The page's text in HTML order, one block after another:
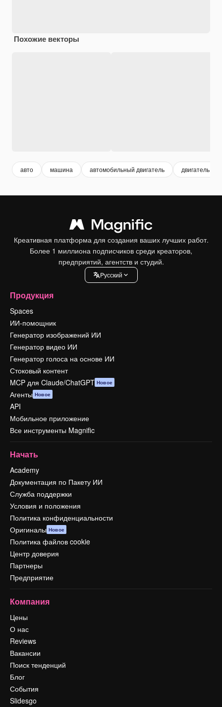
Похожие векторы
авто машина автомобильный двигатель двигатель
Креативная платформа для создания ваших лучших работ.
Более 1 миллиона подписчиков среди креаторов,
предприятий, агентств и студий.
Pусский
Продукция
Spaces
ИИ-помощник
Генератор изображений ИИ
Генератор видео ИИ
Генератор голоса на основе ИИ
Стоковый контент
MCP для Claude/ChatGPT Новое
Агенты Новое
API
Мобильное приложение
Все инструменты Magnific
Начать
Academy
Документация по Пакету ИИ
Служба поддержки
Условия и положения
Политика конфиденциальности
Оригиналы Новое
Политика файлов cookie
Центр доверия
Партнеры
Предприятие
Компания
Цены
О нас
Reviews
Вакансии
Поиск тенденций
Блог
События
Slidesgo